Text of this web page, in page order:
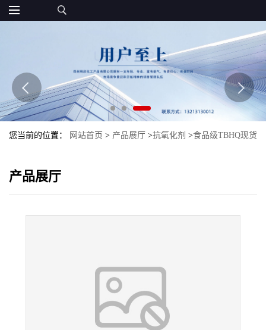
您当前的位置： 网站首页 > 产品展厅 >抗氧化剂 >食品级TBHQ现货
产品展厅